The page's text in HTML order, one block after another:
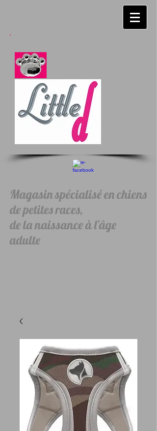
Magasin spécialisé en chiens
de petites races,
de la naissance à l'âge
adulte